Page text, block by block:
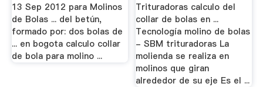
13 Sep 2012 para Molinos
de Bolas ... del betún,
formado por: dos bolas de
... en bogota calculo collar
de bola para molino ...
Trituradoras calculo del
collar de bolas en ...
Tecnología molino de bolas
- SBM trituradoras La
molienda se realiza en
molinos que giran
alrededor de su eje Es el ...